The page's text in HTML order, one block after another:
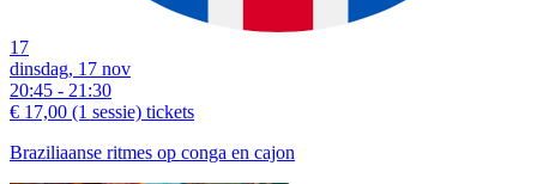
17
dinsdag, 17 nov
20:45 - 21:30
€ 17,00 (1 sessie) tickets
Braziliaanse ritmes op conga en cajon